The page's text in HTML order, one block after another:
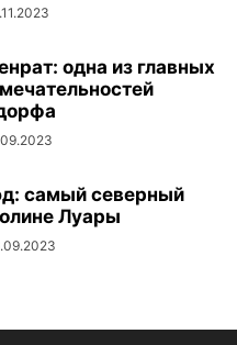
одна из главных
самый северный
Луары